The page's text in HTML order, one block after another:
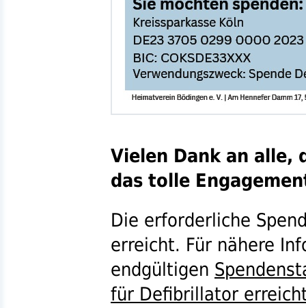
Vielen Dank an alle,
das tolle
Die erforderliche
erreicht. Für nähere
endgültigen
für Defibrillator